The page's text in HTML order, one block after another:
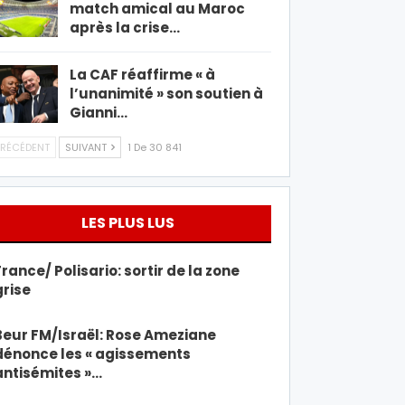
match amical au Maroc
après la crise…
La CAF réaffirme « à
l’unanimité » son soutien à
Gianni…
SUIVANT 1 De 30 841
LES PLUS LUS
Polisario: sortir de la zone
FM/Israël: Rose Ameziane
les « agissements
»…